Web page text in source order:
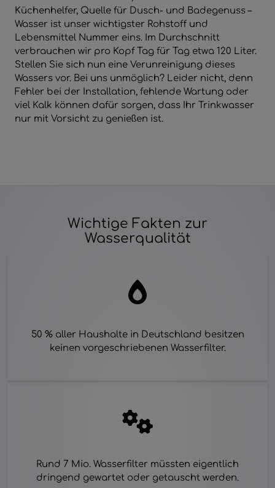
Küchenhelfer, Quelle für Dusch- und Badegenuss –
Wasser ist unser wichtigster Rohstoff und
Lebensmittel Nummer eins. Im Durchschnitt
verbrauchen wir pro Kopf Tag für Tag etwa 120 Liter.
Stellen Sie sich nun eine Verunreinigung dieses
Wassers vor. Bei uns unmöglich? Leider nicht, denn
Fehler bei der Installation, fehlende Wartung oder
viel Kalk können dafür sorgen, dass Ihr Trinkwasser
nur mit Vorsicht zu genießen ist.
Wichtige Fakten zur
Wasserqualität
50 % aller Haushalte in Deutschland besitzen
keinen vorgeschriebenen Wasserfilter.
Rund 7 Mio. Wasserfilter müssten eigentlich
dringend gewartet oder getauscht werden.